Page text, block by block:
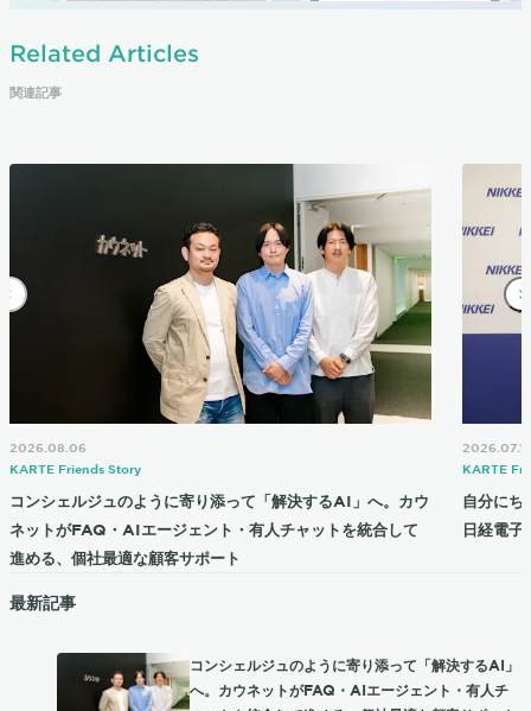
Related Articles
関連記事
2026.08.06
KARTE Friends Story
コンシェルジュのように寄り添って「解決するAI」へ。カウ
ネットがFAQ・AIエージェント・有人チャットを統合して
進める、個社最適な顧客サポート
2026.07.17
KARTE
自分にち
日経電
最新記事
コンシェルジュのように寄り添って「解決するAI」
へ。カウネットがFAQ・AIエージェント・有人チ